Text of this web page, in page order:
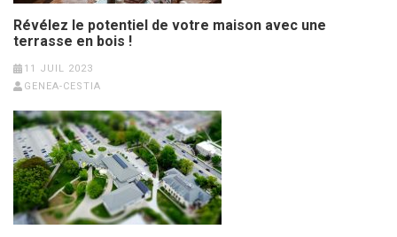
Révélez le potentiel de votre maison avec une
terrasse en bois !
11 JUIL 2023
GENEA-CESTIA